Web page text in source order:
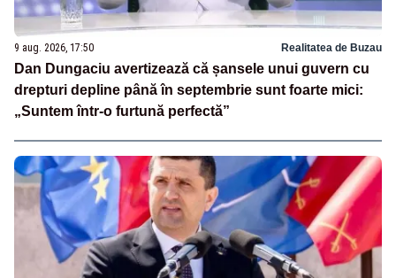
9 aug. 2026, 17:50 Realitatea de Buzau
Dan Dungaciu avertizează că șansele unui guvern cu
drepturi depline până în septembrie sunt foarte mici:
„Suntem într-o furtună perfectă”